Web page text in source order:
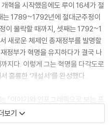
혁을 시작했음에도 루이 16세가 절
는 1789~1792년에 절대군주정이
이 몰락할 때까지, 셋째는 1792~1
새로운 체제인 총재정부를 발명할
정부가 혁명을 유지하다가 결국 나
지다. 이렇게 그는 혁명을 다각도로
훌륭한 ‘개설서’를 완성했다.
『이야기와 인포그래픽으로 보는 프
력파 데이터 디자이너인 쥘리엥 펠
인문교양서로 재탄생한 역작이다.
보기